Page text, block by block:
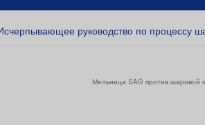
руководство по процессу
Мельница SAG против